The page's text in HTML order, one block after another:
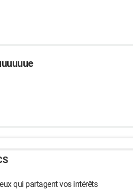
qui partagent vos intérêts